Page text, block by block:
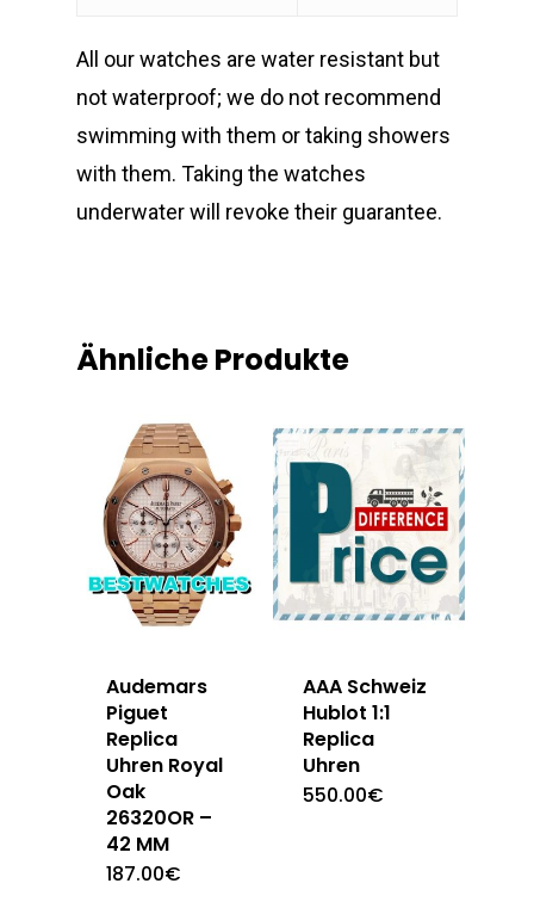
All our watches are water resistant but
not waterproof; we do not recommend
swimming with them or taking showers
with them. Taking the watches
underwater will revoke their guarantee.
Ähnliche Produkte
Audemars
Piguet
Replica
Uhren Royal
Oak
26320OR –
42 MM
187.00€
AAA Schweiz
Hublot 1:1
Replica
Uhren
550.00€